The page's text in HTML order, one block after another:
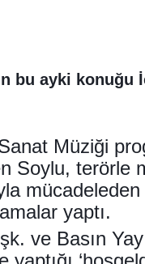
bu ayki konuğu
Müziği
Soylu, terörle
yaptı.
ve Basın